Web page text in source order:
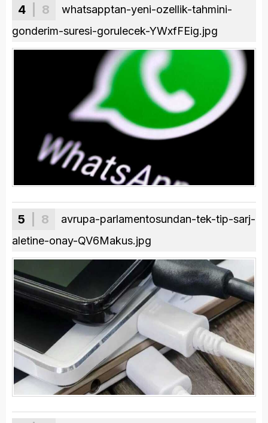
4 | 8
whatsapptan-yeni-ozellik-tahmini-
gonderim-suresi-gorulecek-YWxfFEig.jpg
5 | 8
avrupa-parlamentosundan-tek-tip-sarj-
aletine-onay-QV6Makus.jpg